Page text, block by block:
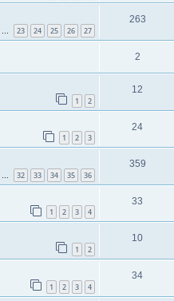
… 23 24 25 26 27
263
2
1 2
12
1 2 3
24
… 32 33 34 35 36
359
1 2 3 4
33
1 2
10
1 2 3 4
34